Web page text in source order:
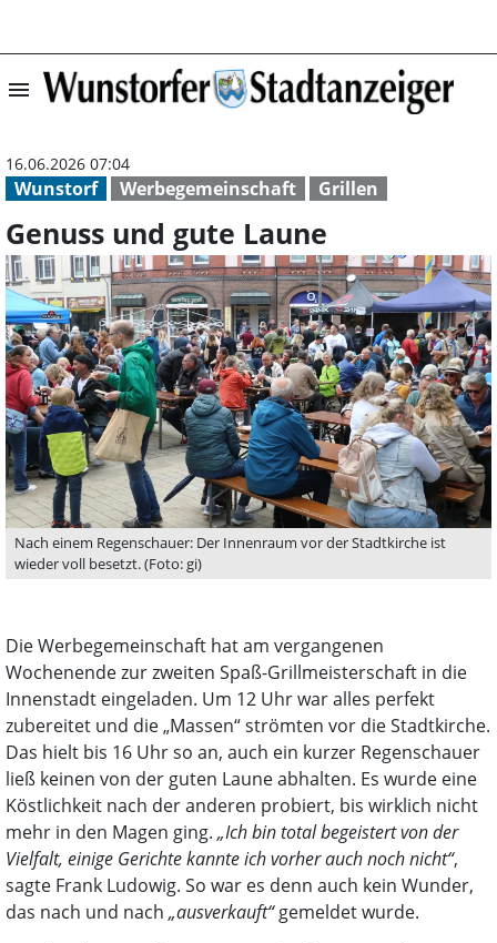
menu Genuss und
Wunstorf Werbegemeinschaft Grillen
16.06.2026 07:04
Genuss und gute Laune
Nach einem Regenschauer: Der Innenraum vor der Stadtkirche ist
wieder voll besetzt. (Foto: gi)
Die Werbegemeinschaft hat am vergangenen
Wochenende zur zweiten Spaß-Grillmeisterschaft in die
Innenstadt eingeladen. Um 12 Uhr war alles perfekt
zubereitet und die „Massen“ strömten vor die Stadtkirche.
Das hielt bis 16 Uhr so an, auch ein kurzer Regenschauer
ließ keinen von der guten Laune abhalten. Es wurde eine
Köstlichkeit nach der anderen probiert, bis wirklich nicht
mehr in den Magen ging. „Ich bin total begeistert von der
Vielfalt, einige Gerichte kannte ich vorher auch noch nicht“,
sagte Frank Ludowig. So war es denn auch kein Wunder,
das nach und nach „ausverkauft“gemeldet wurde.